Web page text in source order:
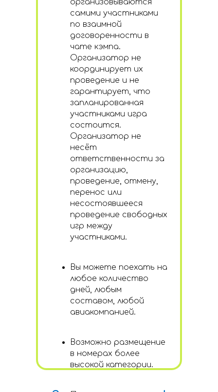
организовываются
самими участниками
по взаимной
договоренности в
чате кэмпа.
Организатор не
координирует их
проведение и не
гарантирует, что
запланированная
участниками игра
состоится.
Организатор не
несёт
ответственности за
организацию,
проведение, отмену,
перенос или
несостоявшееся
проведение свободных
игр между
участниками.
Вы можете поехать на
любое количество
дней, любым
составом, любой
авиакомпанией.
Возможно размещение
в номерах более
высокой категории.